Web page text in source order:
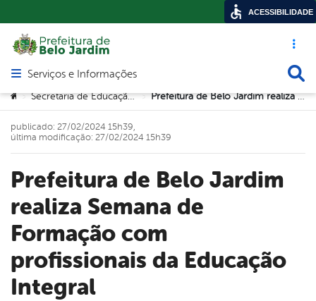
Acesso
Abrir menu principal de navegação
Serviços e Informações
Você está aqui:
> Secretaria de Educação e Tecnologia > Prefeitura de Belo Jardim realiza Semana de Formação com profissionais da Educação Integral
Prefeitura de Belo Jardim
realiza Semana de
Formação com
profissionais da Educação
Integral
publicado: 27/02/2024 15h39,
última modificação: 27/02/2024 15h39
ACESSIBILIDADE